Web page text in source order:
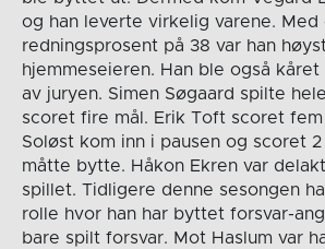
og han leverte virkelig varene. Med
redningsprosent på 38 var han
hjemmeseieren. Han ble også
av juryen. Simen Søgaard spilte
scoret fire mål. Erik Toft scoret fem
Soløst kom inn i pausen og scoret
måtte bytte. Håkon Ekren var
spillet. Tidligere denne sesongen
rolle hvor han har byttet forsvar-
bare spilt forsvar. Mot Haslum var